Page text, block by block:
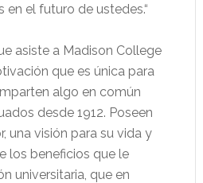
en el futuro de ustedes.“
asiste a Madison College
que es única para
algo en común
desde 1912. Poseen
una visión para su vida y
los beneficios que le
universitaria, que en